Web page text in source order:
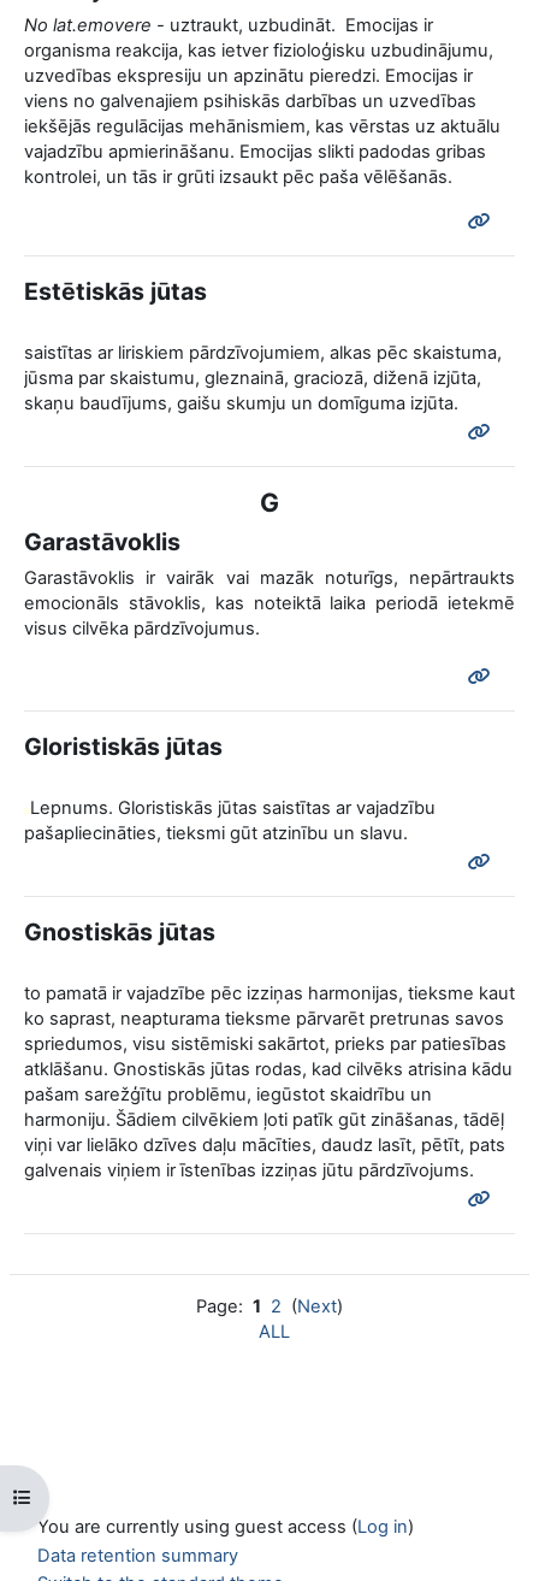
Open course index
No lat.emovere - uztraukt, uzbudināt. Emocijas ir
organisma reakcija, kas ietver fizioloģisku uzbudinājumu,
uzvedības ekspresiju un apzinātu pieredzi. Emocijas ir
viens no galvenajiem psihiskās darbības un uzvedības
iekšējās regulācijas mehānismiem, kas vērstas uz aktuālu
vajadzību apmierināšanu. Emocijas slikti padodas gribas
kontrolei, un tās ir grūti izsaukt pēc paša vēlēšanās.
Estētiskās jūtas
saistītas ar liriskiem pārdzīvojumiem, alkas pēc skaistuma,
jūsma par skaistumu, gleznainā, graciozā, diženā izjūta,
skaņu baudījums, gaišu skumju un domīguma izjūta.
G
Garastāvoklis
Garastāvoklis ir vairāk vai mazāk noturīgs, nepārtraukts
emocionāls stāvoklis, kas noteiktā laika periodā ietekmē
visus cilvēka pārdzīvojumus.
Gloristiskās jūtas
n Lepnums. Gloristiskās jūtas saistītas ar vajadzību
pašapliecināties, tieksmi gūt atzinību un slavu.
Gnostiskās jūtas
to pamatā ir vajadzībe pēc izziņas harmonijas, tieksme kaut
ko saprast, neapturama tieksme pārvarēt pretrunas savos
spriedumos, visu sistēmiski sakārtot, prieks par patiesības
atklāšanu. Gnostiskās jūtas rodas, kad cilvēks atrisina kādu
pašam sarežģītu problēmu, iegūstot skaidrību un
harmoniju. Šādiem cilvēkiem ļoti patīk gūt zināšanas, tādēļ
viņi var lielāko dzīves daļu mācīties, daudz lasīt, pētīt, pats
galvenais viņiem ir īstenības izziņas jūtu pārdzīvojums.
Page: 1 2 (Next)
ALL
You are currently using guest access (Log in)
Data retention summary